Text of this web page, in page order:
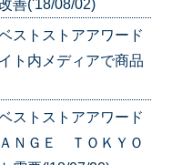
善('18/08/02)
ストストアアワード
ト内メディアで商品
ストストアアワード
ＮＧＥ ＴＯＫＹＯ